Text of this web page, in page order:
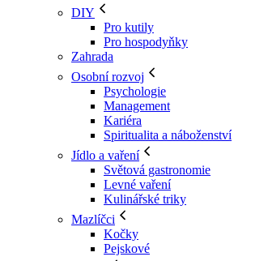
DIY
Pro kutily
Pro hospodyňky
Zahrada
Osobní rozvoj
Psychologie
Management
Kariéra
Spiritualita a náboženství
Jídlo a vaření
Světová gastronomie
Levné vaření
Kulinářské triky
Mazlíčci
Kočky
Pejskové